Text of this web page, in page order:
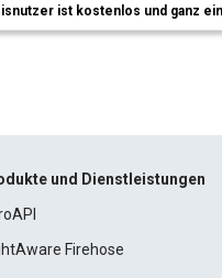
ist kostenlos und ganz
und Dienstleistungen
Firehose